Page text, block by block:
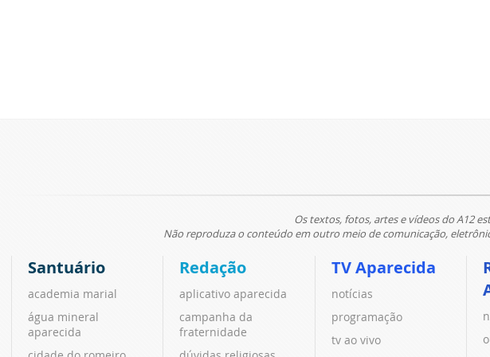
Os textos, fotos, artes e vídeos do A12
Não reproduza o conteúdo em outro meio de comunicação,
Santuário
academia marial
água mineral
aparecida
Redação
aplicativo aparecida
campanha da
fraternidade
TV Aparecida
notícias
programação
tv ao vivo